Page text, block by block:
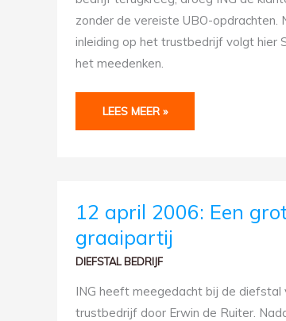
zonder de vereiste UBO-opdrachten.
inleiding op het trustbedrijf volgt hier
het meedenken.
LEES MEER »
12 april 2006: Een
graaipartij
DIEFSTAL BEDRIJF
ING heeft meegedacht bij de diefstal
trustbedrijf door Erwin de Ruiter.
APRIL
2006:
EEN
GROTE
GRAAIPARTIJ